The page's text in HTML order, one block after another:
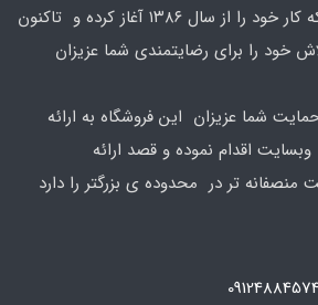
و کامپیوتر در محدوده که کار خود را از سال ۱۳۸۶ آغاز کرده و تاکنون
خود را برای رضایتمندی شما عزیزان
شما عزیزان این فروشگاه به ارائه
اقدام نموده و قصد ارائه
تر در محدوده ی بزرگتر را دارد